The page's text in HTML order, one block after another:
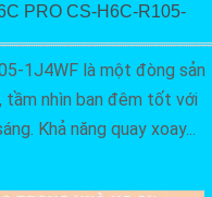
PRO CS-H6C-R105-
1J4WF là một đòng sản
tầm nhìn ban đêm tốt với
Khả năng quay xoay...